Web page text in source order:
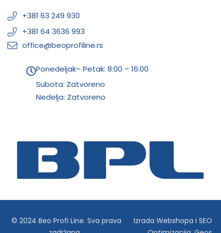
+381 63 249 930
+381 64 3636 993
office@beoprofiline.rs
Ponedeljak– Petak: 8:00 – 16:00
Subota: Zatvoreno
Nedelja: Zatvoreno
© 2024 Beo Profi Line. Sva prava
Izrada Webshopa iSEO